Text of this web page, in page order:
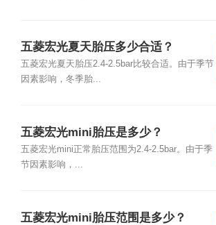
五菱宏光夏天胎压多少合适？
五菱宏光夏天胎压2.4-2.5bar比较合适。由于季节
因素影响，冬季胎...
五菱宏光mini胎压是多少？
五菱宏光mini正常胎压范围为2.4-2.5bar。由于季
节因素影响，...
五菱宏光mini胎压范围是多少？